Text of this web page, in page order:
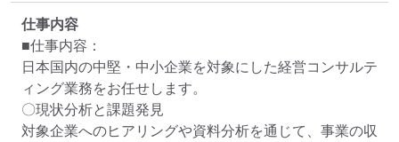
仕事内容
■仕事内容：
日本国内の中堅・中小企業を対象にした経営コンサルテ
ィング業務をお任せします。
〇現状分析と課題発見
対象企業へのヒアリングや資料分析を通じて、事業の収